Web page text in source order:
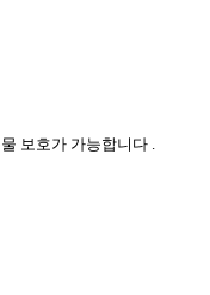
보호가 가능합니다 .